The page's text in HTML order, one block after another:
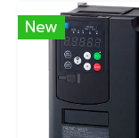
New